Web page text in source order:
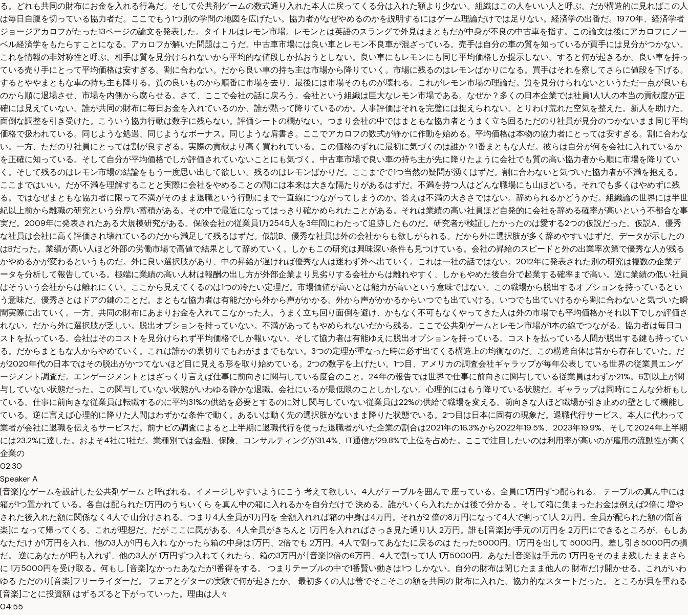
る。どれも共同の財布にお金を入れる行為だ。そして公共剤ゲームの数式通り入れた本人に戻ってくる分は入れた額より少ない。組織はこの人をいい人と呼ぶ。だが構造的に見ればこの人
は毎日自腹を切っている協力者だ。ここでもう1つ別の学問の地図を広げたい。協力者がなぜやめるのかを説明するにはゲーム理論だけでは足りない。経済学の出番だ。1970年、経済学者
ジョージアカロフがたった13ページの論文を発表した。タイトルはレモン市場。レモンとは英語のスラングで外見はまともだが中身が不良の中古車を指す。この論文は後にアカロフにノー
ベル経済学をもたらすことになる。アカロフが解いた問題はこうだ。中古車市場には良い車とレモン不良車が混ざっている。売手は自分の車の質を知っているが買手には見分がつかない。
これを情報の非対称性と呼ぶ。相手は質を見分けられないから平均的な値段しか払おうとしない。良い車にもレモンにも同じ平均価格しか提示しない。すると何が起きるか。良い車を持っ
ている売り手にとって平均価格は安すぎる。割に合わない。だから良い車の持ち主は市場から降りていく。市場に残るのはレモンばかりになる。買手はそれを察してさらに値段を下げる。
するとややまともな車の持ち主も降りる。質の良いものから順番に市場を去り、最後には市場そのものが壊れる。これがレモン市場の理論だ。質を見分けられないというただ一点が良いも
のから順に退場させ、市場を内側から腐らせる。さて、ここで会社の話に戻ろう。会社という組織は巨大なレモン市場である。なぜか？多くの日本企業では社員1人1人の本当の貢献度が正
確には見えていない。誰が共同の財布に毎日お金を入れているのか、誰が黙って降りているのか。人事評価はそれを完璧には捉えられない。とりわけ荒れた空気を整えた。新人を助けた。
面倒な調整を引き受けた。こういう協力行動は数字に残らない。評価シートの欄がない。つまり会社の中ではまともな協力者とうまく立ち回るただのり社員が見分のつかないまま同じ平均
価格で扱われている。同じような処遇、同じようなボーナス。同じような肩書き。ここでアカロフの数式が静かに作動を始める。平均価格は本物の協力者にとっては安すぎる。割に合わな
い。一方、ただのり社員にとっては割が良すぎる。実際の貢献より高く買われている。この価格のずれに最初に気づくのは誰か？1番まともな人だ。彼らは自分が何を会社に入れているか
を正確に知っている。そして自分が平均価格でしか評価されていないことにも気づく。中古車市場で良い車の持ち主が先に降りたように会社でも質の高い協力者から順に市場を降りてい
く。そして残るのはレモン市場の結論をもう一度思い出して欲しい。残るのはレモンばかりだ。ここまでで1つ当然の疑問が湧くはずだ。割に合わないと気づいた協力者が不満を抱える。
ここまではいい。だが不満を理解することと実際に会社をやめることの間には本来は大きな隔たりがあるはずだ。不満を持つ人はどんな職場にも山ほどいる。それでも多くはやめずに残
る。ではなぜまともな協力者に限って不満がそのまま退職という行動にまで一直線につながってしまうのか。答えは不満の大きさではない。辞められるかどうかだ。組織論の世界には半世
紀以上前から離職の研究という分厚い蓄積がある。その中で最近になってはっきり確かめられたことがある。それは業績の高い社員ほど自発的に会社を辞める確率が高いという不都合な事
実だ。2009年に発表されたある大規模研究がある。保険会社の従業員1万2545人を3年間にわたって追跡したものだ。研究者が検証したかったのは愛する2つの仮説だった。仮説A、優秀
な社員は会社に高く評価され壊れているのだから満足して残るはずだ。仮説B、優秀な社員は外の会社からも欲しがられる。だから外に選択肢が多く辞めやすいはずだ。データが示したの
はBだった。業績が高い人ほど外部の労働市場で高値で結果として辞めていく。しかもこの研究は興味深い条件も見つけている。会社の昇給のスピードと外の出業率次第で優秀な人が残る
かやめるかが変わるというものだ。外に良い選択肢があり、中の昇給が遅ければ優秀な人は迷わず外へ出ていく。これは一社の話ではない。2012年に発表された別の研究は複数の企業デ
ータを分析して報告している。極端に業績の高い人材は報酬の出し方が外部企業より見劣りする会社からは離れやすく、しかもやめた後自分で起業する確率まで高い。逆に業績の低い社員
はそういう会社からは離れにくい。ここから見えてくるのは1つの冷たい定理だ。市場価値が高いとは能力が高いという意味ではない。この職場から脱出するオプションを持っているとい
う意味だ。優秀さとはドアの鍵のことだ。まともな協力者は有能だから外から声がかかる。外から声がかかるからいつでも出ていける。いつでも出ていけるから割に合わないと気づいた瞬
間実際に出ていく。一方、共同の財布にあまりお金を入れてこなかった人。うまく立ち回り面倒を避け、かもなく不可もなくやってきた人は外の市場でも平均価格かそれ以下でしか評価さ
れない。だから外に選択肢が乏しい。脱出オプションを持っていない。不満があってもやめられないだから残る。ここで公共剤ゲームとレモン市場が1本の線でつながる。協力者は毎日コ
ストを払っている。会社はそのコストを見分けられず平均価格でしか報いない。そして協力者は有能ゆえに脱出オプションを持っている。コストを払っている人間が脱出する鍵も持ってい
る。だからまともな人からやめていく。これは誰かの裏切りでもわがままでもない。3つの定理が重なった時に必ず出てくる構造上の均衡なのだ。この構造自体は昔から存在していた。だ
が2020年代の日本ではその脱出がかつてないほど目に見える形を取り始めている。2つの数字を上げたい。1つ目、アメリカの調査会社ギャラップが毎年公表している世界の従業員エンゲ
ージメント調査だ。エンゲージメントとはざっくり言えば仕事に前向きに関与している度合のこと。24年の報告では世界で仕事に前向きに関与している従業員はわずか21%。6割以上が関
与していない状態だった。この関与していない状態がいわゆる静かな退職。会社にいるが最低限のことしかしない。心理的にはもう降りている状態だ。ギャラップは同時にこんな分析もし
ている。仕事に前向きな従業員は転職するのに平均31%の供給を必要とするのに対し関与していない従業員は22%の供給で職場を変える。前向きな人ほど職場が引き止めの壁として機能し
ている。逆に言えば心理的に降りた人間はわずかな条件で動く。あるいは動く先の選択肢がないまま降りた状態でいる。2つ目は日本に固有の現象だ。退職代行サービス。本人に代わって
業者が会社に退職を伝えるサービスだ。前ナビの調査によると上半期に退職代行を使った退職者がいた企業の割合は2021年の16.3%から2022年19.5%、2023年19.9%、そして2024年上半期
には23.2%に達した。およそ4社に1社だ。業種別では金融、保険、コンサルティングが31.4%、IT通信が29.8%で上位を占めた。ここで注目したいのは利用率が高いのが雇用の流動性が高く
企業の
02:30
Speaker A
[音楽]なゲームを設計した公共剤ゲーム と呼ばれる。イメージしやすいようにこう 考えて欲しい。4人がテーブルを囲んで 座っている。全員に1万円ずつ配られる。 テーブルの真ん中には
箱が1つ置かれて いる。各自は配られた1万円のうちいくら を真ん中の箱に入れるかを自分だけで 決める。誰がいくら入れたかは後で分かる 。そして箱に集まったお金は例えば2倍に 増や
された後入れた額に関係なく4人で 山分けされる。つまり4人全員が1万円を 全額入れれば箱の中身は4万円。それが2 倍の8万円になって4人で割って1人 2万円。全員が配られた額の倍[音
楽]に なって帰ってくる。これが理想だ。だが ここに罠がある。4人全員がきちんと 1万円を入れればさっき見た通り1人 2万円。誰も[音楽]が手元の1万円を 2万円にできるところが、もしあ
なただけ が1万円を入れ、他の3人が1円も入れ なかったら箱の中身は1万円、2倍でも 2万円。4人で割ってあなたに戻るのは たった5000円。1万円を出して 5000円。差し引き5000円の損
だ。 逆にあなたが1円も入れず、他の3人が 1万円ずつ入れてくれたら、箱の3万円が [音楽]2倍の6万円、4人で割って1人 1万5000円。あなた[音楽]は手元の 1万円をそのまま残したままさら
に 1万5000円を受け取る。何もし [音楽]なかったあなたが1番得をする。 つまりテーブルの中で1番賢い動きは1つ しかない。自分の財布は閉じたまま他人の 財布だけ開かせる。これがいわ
ゆる ただのり[音楽]フリーライダーだ。 フェアとゲターの実験で何が起きたか。 最初多くの人は善でそこそこの額を共同の 財布に入れた。協力的なスタートだった。 ところが貝を重ねる
[音楽]ごとに投資額 はずるズると下がっていった。理由は人々
04:55